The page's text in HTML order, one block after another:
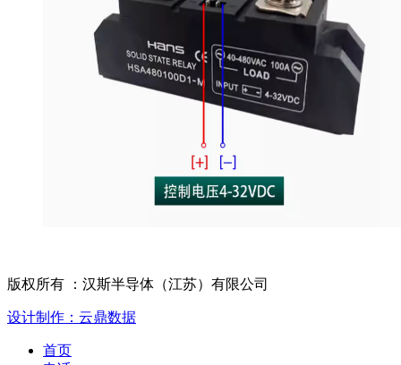
版权所有 ：汉斯半导体（江苏）有限公司
设计制作：云鼎数据
首页